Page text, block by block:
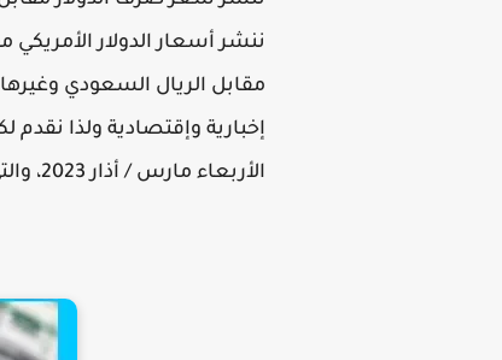
ننشر أسعار الدولار الأمريكي
مقابل الريال السعودي
إخبارية وإقتصادية ولذا
الأربعاء مارس / أذار 2023، والتي جاءت علي النحو التالي: